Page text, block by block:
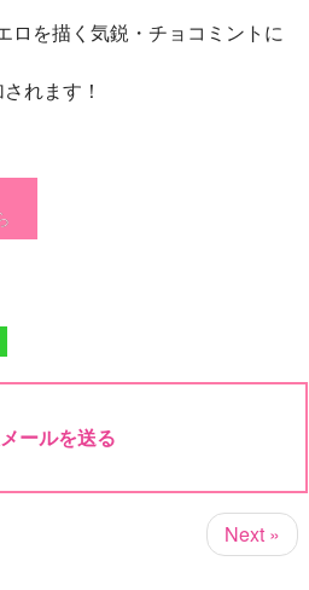
ロを描く気鋭・チョコミントに
れます！
ールを送る
Next »